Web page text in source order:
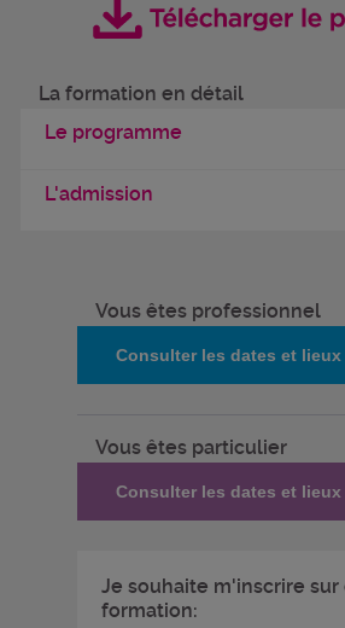
La formation en détail
Le programme
L'admission
Vous êtes professionnel
Consulter les dates et
Vous êtes particulier
Consulter les dates et
Je souhaite m'inscrire
formation: